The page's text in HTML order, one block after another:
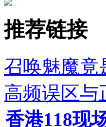
推荐链接
召唤魅魔竟
高频误区与
香港118现